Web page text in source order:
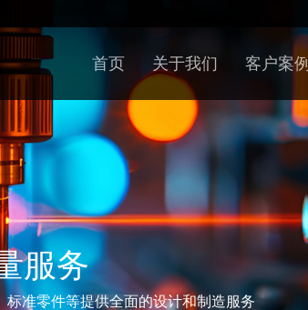
首页 关于我们 客户案例
服务
准零件等提供全面的设计和制造服务